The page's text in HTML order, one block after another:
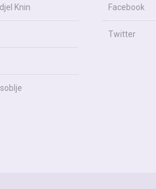
Knin Facebook
Twitter